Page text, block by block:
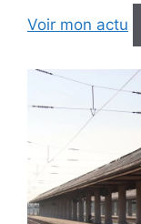
Voir mon actu